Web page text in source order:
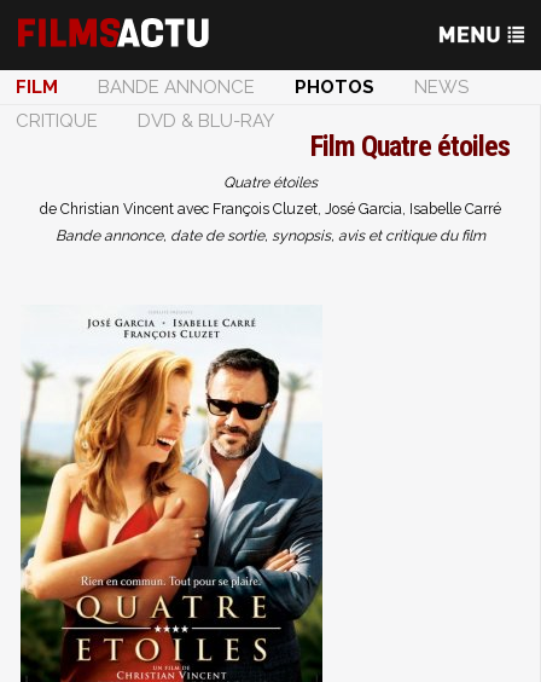
FILM BANDE ANNONCE PHOTOS
NEWS
CRITIQUE
DVD & BLU-RAY
Film Quatre étoiles
Quatre étoiles
de Christian Vincent avec François Cluzet, José Garcia, Isabelle Carré
Bande annonce, date de sortie, synopsis, avis et critique du film